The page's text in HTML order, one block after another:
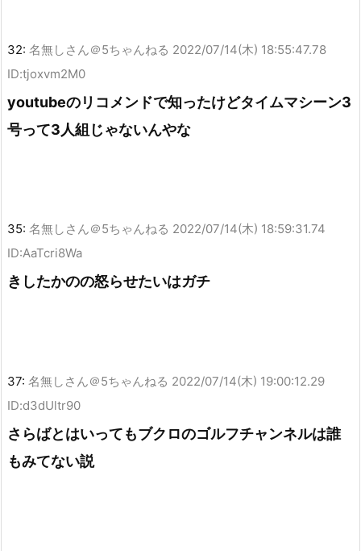
32: 名無しさん＠5ちゃんねる 2022/07/14(木) 18:55:47.78
ID:tjoxvm2M0
youtubeのリコメンドで知ったけどタイムマシーン3
号って3人組じゃないんやな
35: 名無しさん＠5ちゃんねる 2022/07/14(木) 18:59:31.74
ID:AaTcri8Wa
きしたかのの怒らせたいはガチ
37: 名無しさん＠5ちゃんねる 2022/07/14(木) 19:00:12.29
ID:d3dUltr90
さらばとはいってもブクロのゴルフチャンネルは誰
もみてない説